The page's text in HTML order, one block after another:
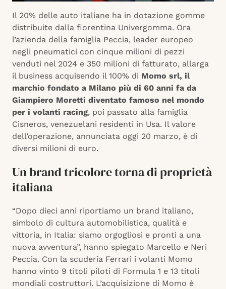
Il 20% delle auto italiane ha in dotazione gomme
distribuite dalla fiorentina Univergomma. Ora
l’azienda della famiglia Peccia, leader europeo
negli pneumatici con cinque milioni di pezzi
venduti nel 2024 e 350 milioni di fatturato, allarga
il business acquisendo il 100% di Momo srl, il
marchio fondato a Milano più di 60 anni fa da
Giampiero Moretti diventato famoso nel mondo
per i volanti racing, poi passato alla famiglia
Cisneros, venezuelani residenti in Usa. Il valore
dell’operazione, annunciata oggi 20 marzo, è di
diversi milioni di euro.
Un brand tricolore torna di proprietà
italiana
“Dopo dieci anni riportiamo un brand italiano,
simbolo di cultura automobilistica, qualità e
vittoria, in Italia: siamo orgogliosi e pronti a una
nuova avventura”, hanno spiegato Marcello e Neri
Peccia. Con la scuderia Ferrari i volanti Momo
hanno vinto 9 titoli piloti di Formula 1 e 13 titoli
mondiali costruttori. L’acquisizione di Momo è